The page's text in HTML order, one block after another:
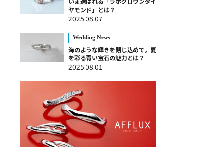
ヤモンド」とは？
2025.08.07
Wedding News
海のような輝きを閉じ込めて。夏
を彩る青い宝石の魅力とは？
2025.08.01